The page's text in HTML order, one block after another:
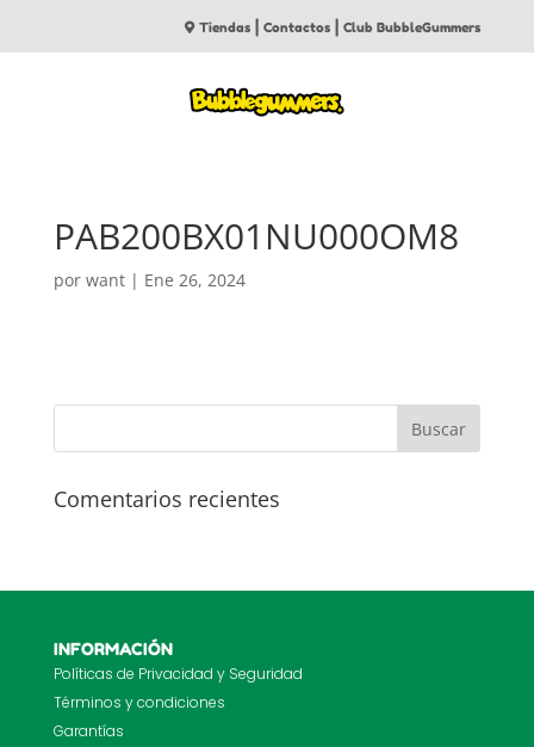
Tiendas |Contactos |Club BubbleGummers
PAB200BX01NU000OM8
por want| Ene 26, 2024
Comentarios recientes
INFORMACIÓN
Políticas de Privacidad y Seguridad
Términos y condiciones
Garantías